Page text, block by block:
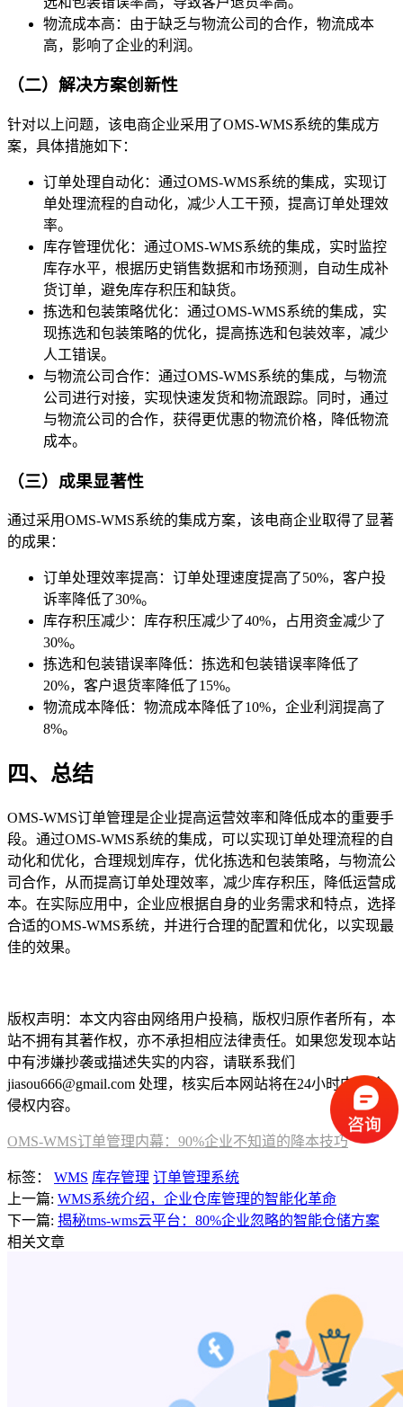
物流成本高：由于缺乏与物流公司的合作，物流成本
高，影响了企业的利润。
（二）解决方案创新性
针对以上问题，该电商企业采用了OMS-WMS系统的集成方
案，具体措施如下：
订单处理自动化：通过OMS-WMS系统的集成，实现订
单处理流程的自动化，减少人工干预，提高订单处理效
率。
库存管理优化：通过OMS-WMS系统的集成，实时监控
库存水平，根据历史销售数据和市场预测，自动生成补
货订单，避免库存积压和缺货。
拣选和包装策略优化：通过OMS-WMS系统的集成，实
现拣选和包装策略的优化，提高拣选和包装效率，减少
人工错误。
与物流公司合作：通过OMS-WMS系统的集成，与物流
公司进行对接，实现快速发货和物流跟踪。同时，通过
与物流公司的合作，获得更优惠的物流价格，降低物流
成本。
（三）成果显著性
通过采用OMS-WMS系统的集成方案，该电商企业取得了显著
的成果：
订单处理效率提高：订单处理速度提高了50%，客户投
诉率降低了30%。
库存积压减少：库存积压减少了40%，占用资金减少了
30%。
拣选和包装错误率降低：拣选和包装错误率降低了
20%，客户退货率降低了15%。
物流成本降低：物流成本降低了10%，企业利润提高了
8%。
四、总结
OMS-WMS订单管理是企业提高运营效率和降低成本的重要手
段。通过OMS-WMS系统的集成，可以实现订单处理流程的自
动化和优化，合理规划库存，优化拣选和包装策略，与物流公
司合作，从而提高订单处理效率，减少库存积压，降低运营成
本。在实际应用中，企业应根据自身的业务需求和特点，选择
合适的OMS-WMS系统，并进行合理的配置和优化，以实现最
佳的效果。
版权声明：本文内容由网络用户投稿，版权归原作者所有，本
站不拥有其著作权，亦不承担相应法律责任。如果您发现本站
中有涉嫌抄袭或描述失实的内容，请联系我们
jiasou666@gmail.com 处理，核实后本网站将在24小时内删除
侵权内容。
OMS-WMS订单管理内幕：90%企业不知道的降本技巧
标签： WMS 库存管理 订单管理系统
上一篇: WMS系统介绍，企业仓库管理的智能化革命
下一篇: 揭秘tms-wms云平台：80%企业忽略的智能仓储方案
相关文章